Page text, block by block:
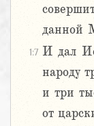
данной
1:7 И дал
народу
и три
от